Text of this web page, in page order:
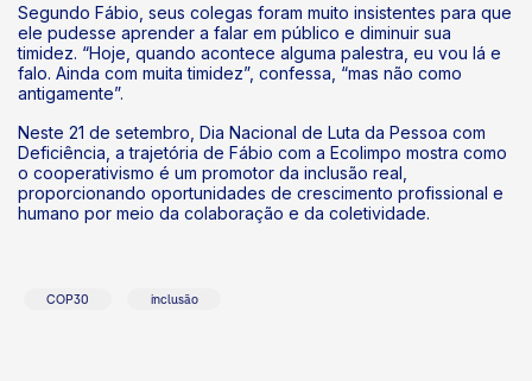
Segundo Fábio, seus colegas foram muito insistentes para que
ele pudesse aprender a falar em público e diminuir sua
timidez. “Hoje, quando acontece alguma palestra, eu vou lá e
falo. Ainda com muita timidez”, confessa, “mas não como
antigamente”.
Neste 21 de setembro, Dia Nacional de Luta da Pessoa com
Deficiência, a trajetória de Fábio com a Ecolimpo mostra como
o cooperativismo é um promotor da inclusão real,
proporcionando oportunidades de crescimento profissional e
humano por meio da colaboração e da coletividade.
COP30 inclusão